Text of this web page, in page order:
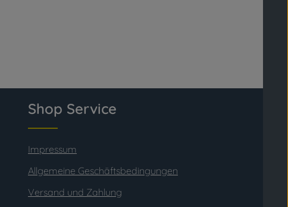
Shop Service
Impressum
Allgemeine Geschäftsbedingungen
Versand und Zahlung